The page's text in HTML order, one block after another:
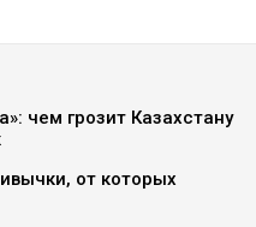
чем грозит Казахстану
от которых